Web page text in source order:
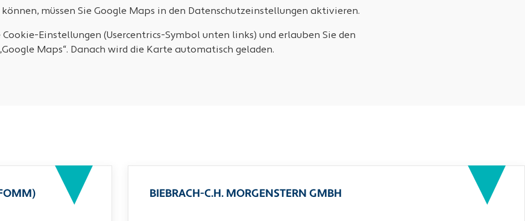
müssen Sie Google Maps in den Datenschutzeinstellungen aktivieren.
Einstellungen (Usercentrics-Symbol unten links) und erlauben Sie den
Maps“. Danach wird die Karte automatisch geladen.
BIEBRACH-C.H. MORGENSTERN GMBH